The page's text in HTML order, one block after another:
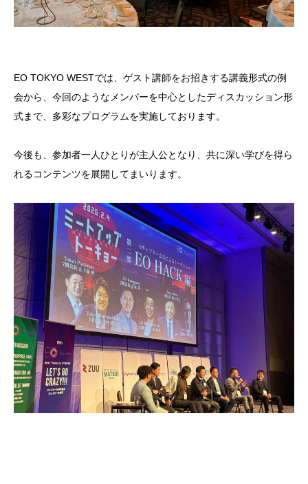
EO TOKYO WESTでは、ゲスト講師をお招きする講義形式の例
会から、今回のようなメンバーを中心としたディスカッション形
式まで、多彩なプログラムを実施しております。
今後も、参加者一人ひとりが主人公となり、共に深い学びを得ら
れるコンテンツを展開してまいります。